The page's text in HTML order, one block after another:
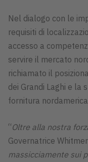
Nel dialogo con le
requisiti di
accesso a
servire il mercato
richiamato il
dei Grandi Laghi e la
fornitura
“Oltre alla nostra
Governatrice
massicciamente sui